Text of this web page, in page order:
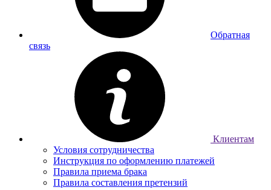
Обратная
связь
Клиентам
Условия сотрудничества
Инструкция по оформлению платежей
Правила приема брака
Правила составления претензий